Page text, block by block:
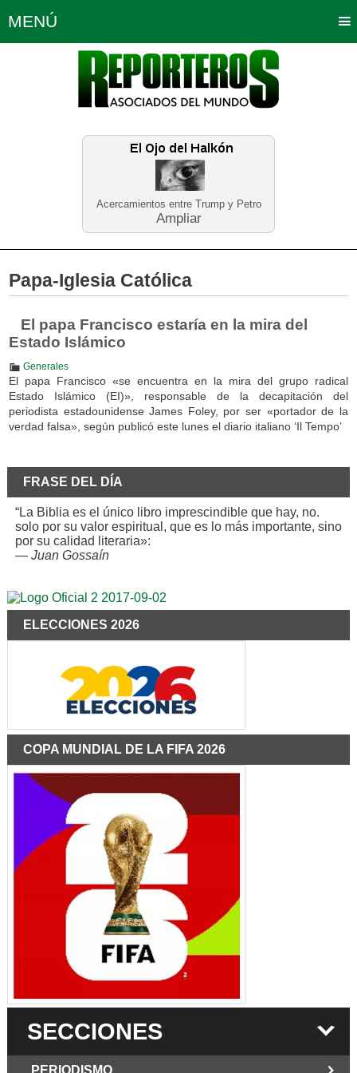
Acercamientos entre Trump y Petro
Ampliar
MENÚ
Política Opinión Bogotá
Planeta Tierra Deportes
Educación Neira
Papa-Iglesia Católica
El papa Francisco estaría en la mira del
Estado Islámico
Generales
El papa Francisco «se encuentra en la mira del grupo radical
Estado Islámico (EI)», responsable de la decapitación del
periodista estadounidense James Foley, por ser «portador de la
verdad falsa», según publicó este lunes el diario italiano ‘Il Tempo’
FRASE DEL DÍA
“La Biblia es el único libro imprescindible que hay, no.
solo por su valor espiritual, que es lo más importante, sino
por su calidad literaria»:
— Juan Gossaín
ELECCIONES 2026
COPA MUNDIAL DE LA FIFA 2026
SECCIONES
PERIODISMO